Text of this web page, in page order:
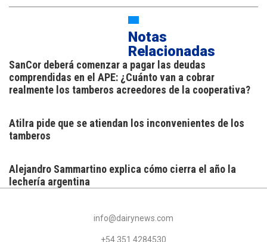
Notas
Relacionadas
SanCor deberá comenzar a pagar las deudas
comprendidas en el APE: ¿Cuánto van a cobrar
realmente los tamberos acreedores de la cooperativa?
Atilra pide que se atiendan los inconvenientes de los
tamberos
Alejandro Sammartino explica cómo cierra el año la
lechería argentina
info@dairynews.com
+54 351 4284530